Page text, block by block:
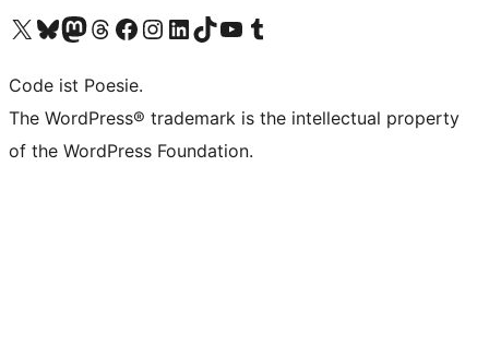
Unser X-Konto (früher Twitter) besuchen
Unser Bluesky-Konto besuchen
Unser Mastodon-Konto besuchen
Unser Threads-Konto besuchen
Unsere Facebook-Seite besuchen
Unser Instagram-Konto besuchen
Unser LinkedIn-Konto besuchen
Unser TikTok-Konto besuchen
Unseren YouTube-Kanal besuchen
Unser Tumblr-Konto besuchen
Code ist Poesie.
The WordPress® trademark is the intellectual property
of the WordPress Foundation.